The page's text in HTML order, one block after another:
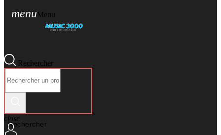
menuMenu
Rechercher
Rechercher
close